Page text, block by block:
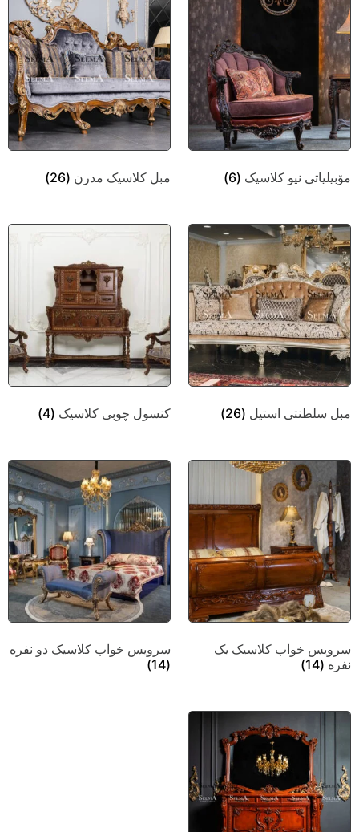
مۆبیلیاتی نیو کلاسیک (6) مبل کلاسیک مدرن (26)
مبل سلطنتی استیل (26) کنسول چوبی کلاسیک (4)
سرویس خواب کلاسیک یک
نفره (14)
سرویس خواب کلاسیک دو نفره
(14)